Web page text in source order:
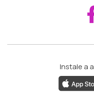
Instale a